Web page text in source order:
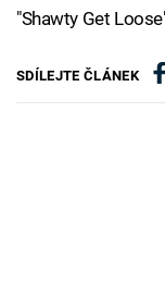
"Shawty Get
SDÍLEJTE ČLÁNEK